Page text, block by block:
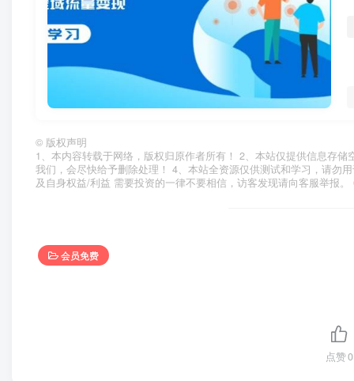
© 版权声明
1、本内容转载于网络，版权归原作者所有！ 2、本站仅提供信息存
我们，会尽快给予删除处理！ 4、本站全资源仅供测试和学习，请勿
及自身权益/利益 需要投资的一律不要相信，访客发现请向客服举报
会员免费
点赞0